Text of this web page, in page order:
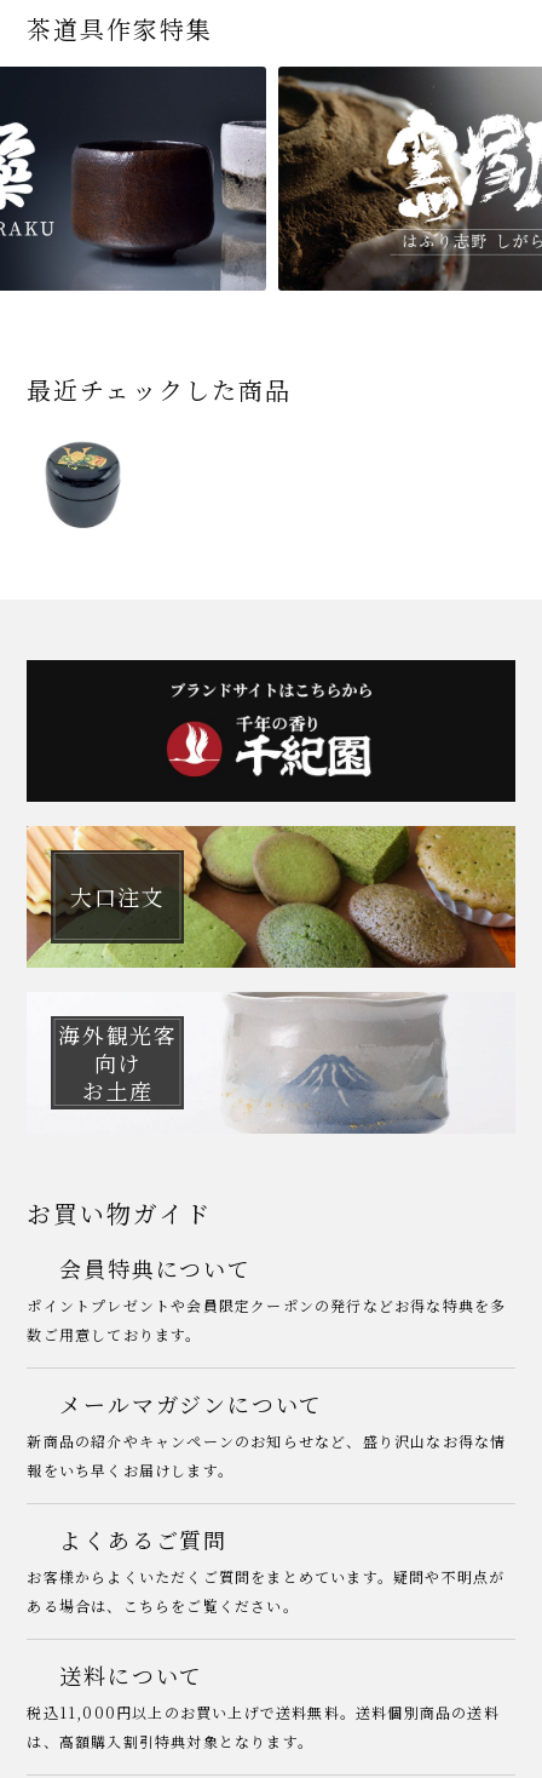
茶道具作家特集
最近チェックした商品
大口注文
海外観光客
向け
お土産
お買い物ガイド
会員特典について
ポイントプレゼントや会員限定クーポンの発行などお得な特典を多
数ご用意しております。
メールマガジンについて
新商品の紹介やキャンペーンのお知らせなど、盛り沢山なお得な情
報をいち早くお届けします。
よくあるご質問
お客様からよくいただくご質問をまとめています。疑問や不明点が
ある場合は、こちらをご覧ください。
送料について
税込11,000円以上のお買い上げで送料無料。送料個別商品の送料
は、高額購入割引特典対象となります。